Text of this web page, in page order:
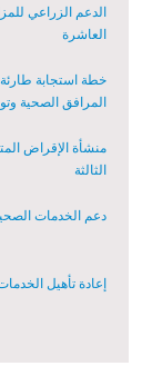
العاشرة
المرافق الصحية
الثالثة